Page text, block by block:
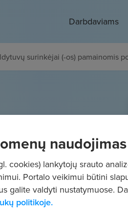
Darbdaviams
surinkėjai (-os) pamainomis
(-os)
naudojimas
cookies) lankytojų srauto
Portalo veikimui būtini
galite valdyti nustatymuose.
politikoje.